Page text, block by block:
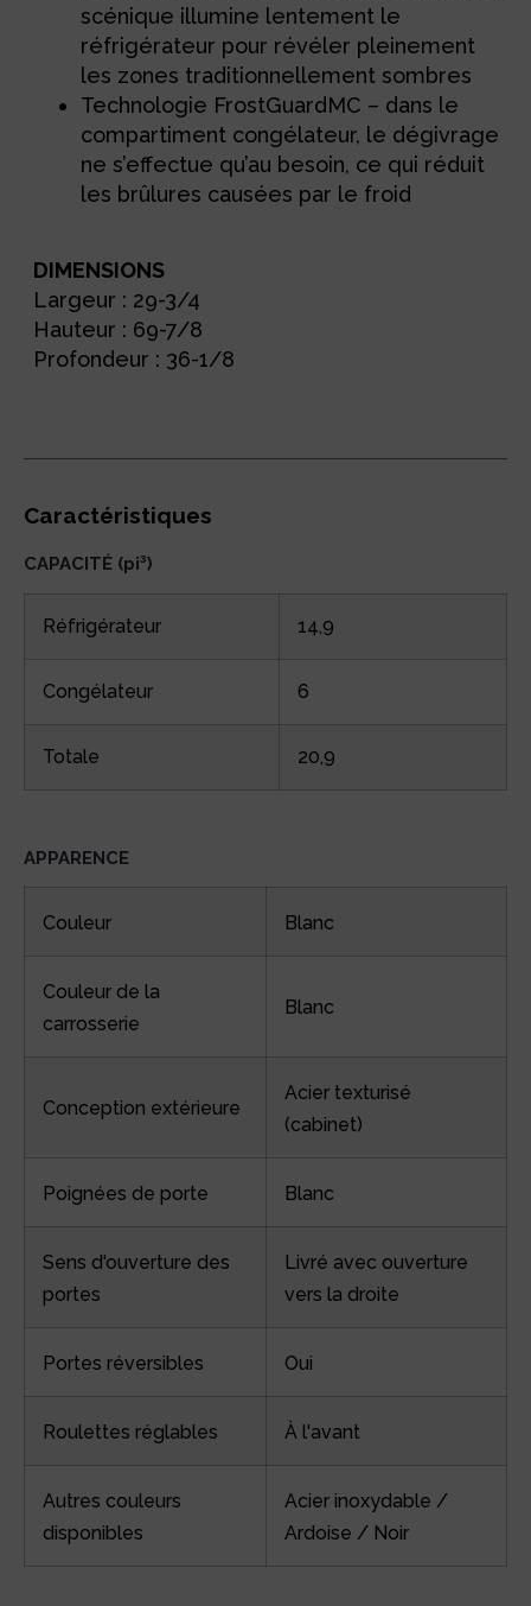
scénique illumine lentement le
réfrigérateur pour révéler pleinement
les zones traditionnellement sombres
Technologie FrostGuardMC – dans le
compartiment congélateur, le dégivrage
ne s’effectue qu’au besoin, ce qui réduit
les brûlures causées par le froid
DIMENSIONS
Largeur : 29-3/4
Hauteur : 69-7/8
Profondeur : 36-1/8
Caractéristiques
CAPACITÉ (pi³)
Réfrigérateur 14,9
Congélateur 6
Totale 20,9
APPARENCE
Couleur Blanc
Couleur de la
carrosserie
Blanc
Conception extérieure
Acier texturisé
(cabinet)
Poignées de porte Blanc
Sens d'ouverture des
portes
Livré avec ouverture
vers la droite
Portes réversibles Oui
Roulettes réglables À l'avant
Autres couleurs
disponibles
Acier inoxydable /
Ardoise / Noir